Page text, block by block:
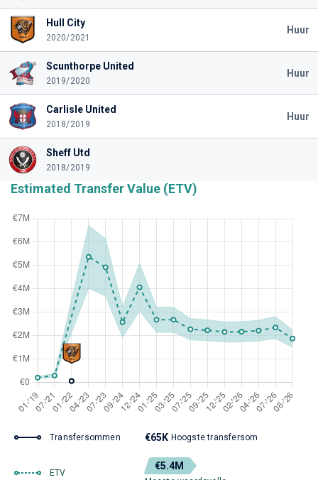
Hull City
2020/2021
Huur
Scunthorpe United
2019/2020
Huur
Carlisle United
2018/2019
Huur
Sheff Utd
2018/2019
Estimated Transfer Value (ETV)
Transfersommen €65K Hoogste transfersom
ETV
€5.4M